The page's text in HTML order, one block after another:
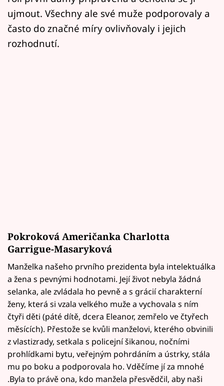
ujmout. Všechny ale své muže podporovaly a
často do značné míry ovlivňovaly i jejich
rozhodnutí.
Pokroková Američanka Charlotta
Garrigue-Masaryková
Manželka našeho prvního prezidenta byla intelektuálka
a žena s pevnými hodnotami. Její život nebyla žádná
selanka, ale zvládala ho pevně a s grácií charakterní
ženy, která si vzala velkého muže a vychovala s ním
čtyři děti (páté dítě, dcera Eleanor, zemřelo ve čtyřech
měsících). Přestože se kvůli manželovi, kterého obvinili
z vlastizrady, setkala s policejní šikanou, nočními
prohlídkami bytu, veřejným pohrdáním a ústrky, stála
mu po boku a podporovala ho. Vděčíme jí za mnohé
.Byla to právě ona, kdo manžela přesvědčil, aby naši